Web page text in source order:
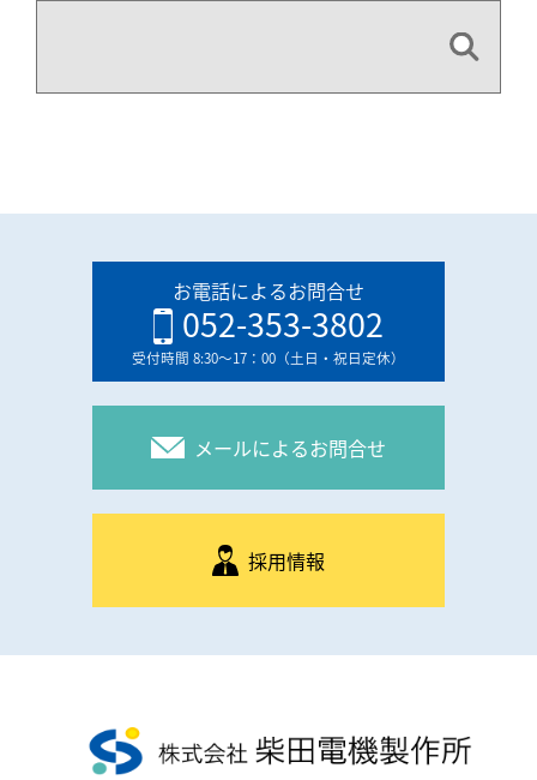
お電話によるお問合せ
052-353-3802
受付時間 8:30〜17：00（土日・祝日定休）
メールによるお問合せ
採用情報